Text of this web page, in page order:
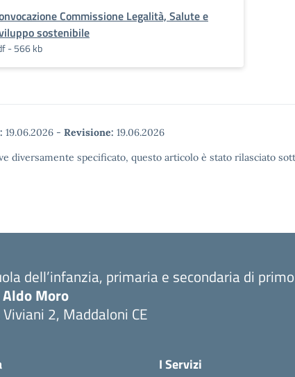
Commissione Legalità, Salute e
sostenibile
- 566 kb
19.06.2026 - Revisione: 19.06.2026
diversamente specificato, questo articolo è stato rilasciato
dell’infanzia, primaria e secondaria di
Aldo Moro
2, Maddaloni CE
I Servizi